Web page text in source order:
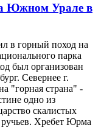
Южном Урале в
в горный поход на
парка
был организован
Севернее г.
"горная страна" -
одно из
скалистых
Хребет Юрма